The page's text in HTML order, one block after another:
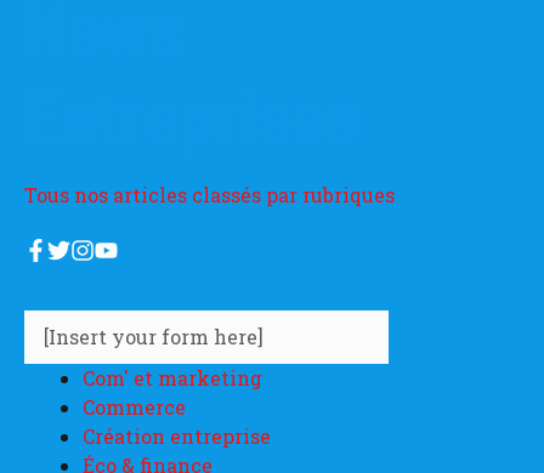
Tous nos articles classés par rubriques
[Insert your form here]
Com' et marketing
Commerce
Création entreprise
Éco & finance